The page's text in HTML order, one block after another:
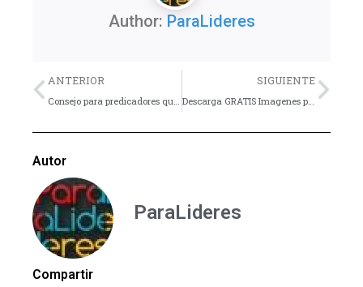
Author: ParaLideres
Previo
ANTERIOR
Consejo para predicadores que se inician
SIGUIENTE
Descarga GRATIS Imagenes para fondos de diapositivas y presentaciones
Autor
ParaLideres
Compartir